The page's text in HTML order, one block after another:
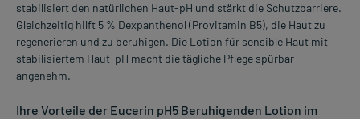
stabilisiert den natürlichen Haut-pH und stärkt die Schutzbarriere.
Gleichzeitig hilft 5 % Dexpanthenol (Provitamin B5), die Haut zu
regenerieren und zu beruhigen. Die Lotion für sensible Haut mit
stabilisiertem Haut-pH macht die tägliche Pflege spürbar
angenehm.
Ihre Vorteile der Eucerin pH5 Beruhigenden Lotion im